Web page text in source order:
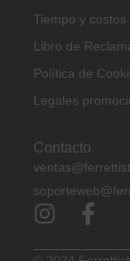
Tiempo y
Libro de
Política de
Legales
Contacto